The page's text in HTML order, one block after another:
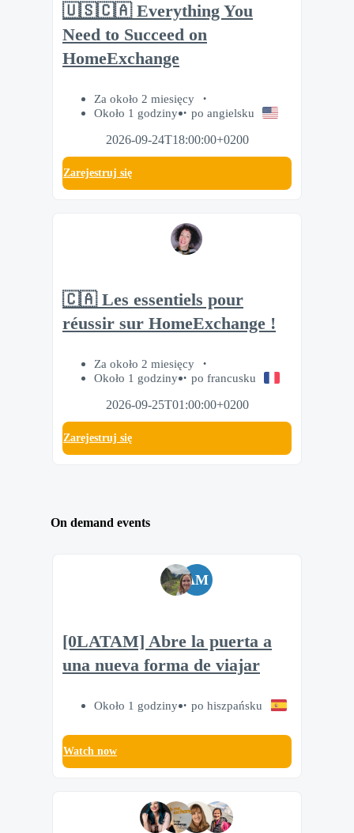
🇺🇸🇨🇦 Everything You
Need to Succeed on
HomeExchange
Za około 2 miesięcy
Około 1 godziny
po angielsku
2026-09-24T18:00:00+0200
Zarejestruj się
🇨🇦 Les essentiels pour
réussir sur HomeExchange !
Za około 2 miesięcy
Około 1 godziny
po francusku
2026-09-25T01:00:00+0200
Zarejestruj się
On demand events
AM
[0LATAM] Abre la puerta a
una nueva forma de viajar
Około 1 godziny po hiszpańsku
Watch now